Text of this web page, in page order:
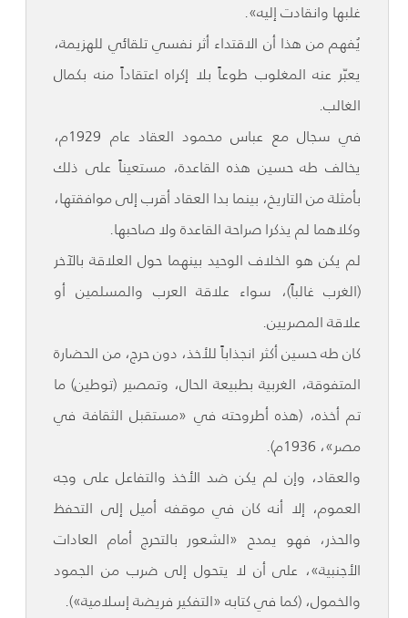
غلبها وانقادت إليه».
يُفهم من هذا أن الاقتداء أثر نفسي تلقائي للهزيمة،
يعبّر عنه المغلوب طوعاً بلا إكراه اعتقاداً منه بكمال
الغالب.
في سجال مع عباس محمود العقاد عام 1929م،
يخالف طه حسين هذه القاعدة، مستعيناً على ذلك
بأمثلة من التاريخ، بينما بدا العقاد أقرب إلى موافقتها،
وكلاهما لم يذكرا صراحة القاعدة ولا صاحبها.
لم يكن هو الخلاف الوحيد بينهما حول العلاقة بالآخر
(الغرب غالباً)، سواء علاقة العرب والمسلمين أو
علاقة المصريين.
كان طه حسين أكثر انجذاباً للأخذ، دون حرج، من الحضارة
المتفوقة، الغربية بطبيعة الحال، وتمصير (توطين) ما
تم أخذه، (هذه أطروحته في «مستقبل الثقافة في
مصر»، 1936م).
والعقاد، وإن لم يكن ضد الأخذ والتفاعل على وجه
العموم، إلا أنه كان في موقفه أميل إلى التحفظ
والحذر، فهو يمدح «الشعور بالتحرج أمام العادات
الأجنبية»، على أن لا يتحول إلى ضرب من الجمود
والخمول، (كما في كتابه «التفكير فريضة إسلامية»).